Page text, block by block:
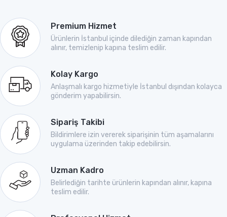
Premium Hizmet
Ürünlerin İstanbul içinde dilediğin zaman kapından
alınır, temizlenip kapına teslim edilir.
Kolay Kargo
Anlaşmalı kargo hizmetiyle İstanbul dışından kolayca
gönderim yapabilirsin.
Sipariş Takibi
Bildirimlere izin vererek siparişinin tüm aşamalarını
uygulama üzerinden takip edebilirsin.
Uzman Kadro
Belirlediğin tarihte ürünlerin kapından alınır, kapına
teslim edilir.